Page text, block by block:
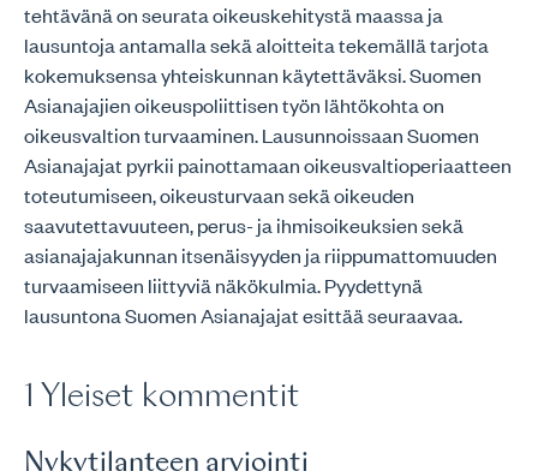
tehtävänä on seurata oikeuskehitystä maassa ja
lausuntoja antamalla sekä aloitteita tekemällä tarjota
kokemuksensa yhteiskunnan käytettäväksi. Suomen
Asianajajien oikeuspoliittisen työn lähtökohta on
oikeusvaltion turvaaminen. Lausunnoissaan Suomen
Asianajajat pyrkii painottamaan oikeusvaltioperiaatteen
toteutumiseen, oikeusturvaan sekä oikeuden
saavutettavuuteen, perus- ja ihmisoikeuksien sekä
asianajajakunnan itsenäisyyden ja riippumattomuuden
turvaamiseen liittyviä näkökulmia. Pyydettynä
lausuntona Suomen Asianajajat esittää seuraavaa.
1 Yleiset kommentit
Nykytilanteen arviointi